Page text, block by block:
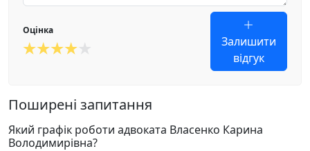
Оцінка
Залишити
відгук
Поширені запитання
Який графік роботи адвоката Власенко Карина
Володимирівна?